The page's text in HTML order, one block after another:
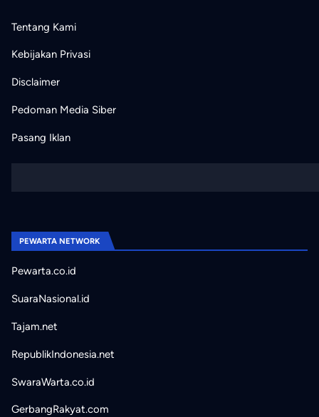
Tentang Kami
Kebijakan Privasi
Disclaimer
Pedoman Media Siber
Pasang Iklan
PEWARTA NETWORK
Pewarta.co.id
SuaraNasional.id
Tajam.net
RepublikIndonesia.net
SwaraWarta.co.id
GerbangRakyat.com